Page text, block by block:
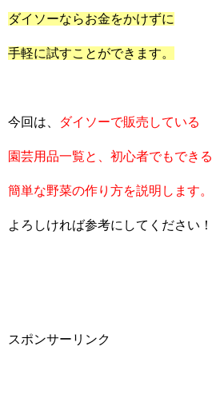
ダイソーならお金をかけずに
手軽に試すことができます。
今回は、 ダイソーで販売している
園芸用品一覧と、初心者でもできる
簡単な野菜の作り方を説明します。
よろしければ参考にしてください！
スポンサーリンク